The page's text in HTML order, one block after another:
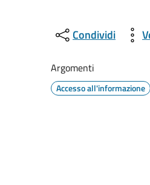
Condividi
Argomenti
Accesso all'informazione